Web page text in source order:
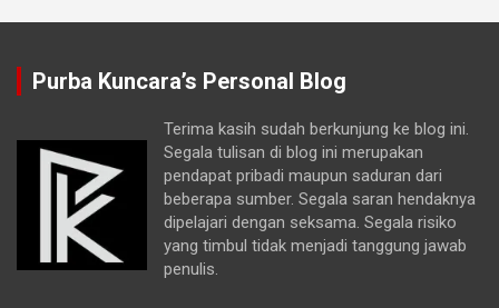
Purba Kuncara’s Personal Blog
Terima kasih sudah berkunjung ke blog ini.
Segala tulisan di blog ini merupakan
pendapat pribadi maupun saduran dari
beberapa sumber. Segala saran hendaknya
dipelajari dengan seksama. Segala risiko
yang timbul tidak menjadi tanggung jawab
penulis.